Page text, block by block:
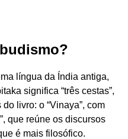
língua da Índia antiga,
significa “três cestas”,
livro: o “Vinaya”, com
que reúne os discursos
é mais filosófico.